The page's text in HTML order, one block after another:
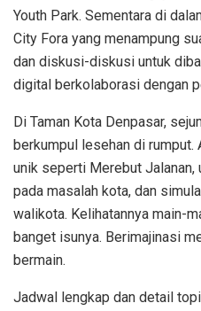
Youth Park. Sementara di
City Fora yang menampung
dan diskusi-diskusi untuk
digital berkolaborasi dengan
Di Taman Kota Denpasar,
berkumpul lesehan di rumput.
unik seperti Merebut Jalanan,
pada masalah kota, dan
walikota. Kelihatannya main-
banget isunya. Berimajinasi
bermain.
Jadwal lengkap dan detail